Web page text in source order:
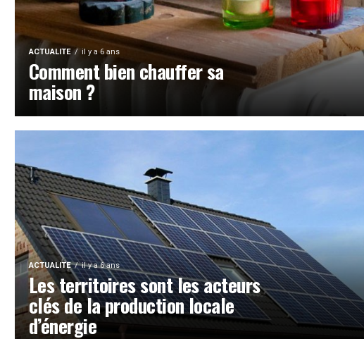
ACTUALITE il y a 6 ans
Comment bien chauffer sa
maison ?
ACTUALITE il y a 6 ans
Les territoires sont les acteurs
clés de la production locale
d’énergie